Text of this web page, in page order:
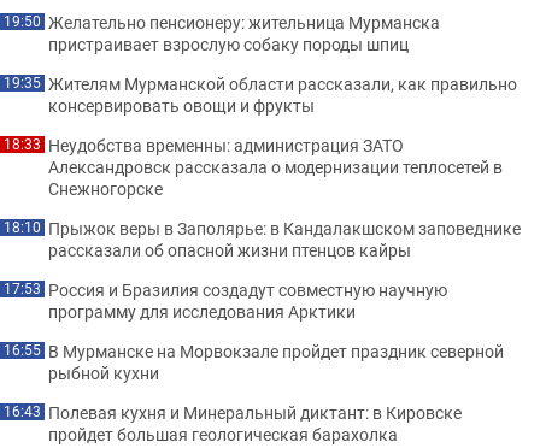
19:50 Желательно пенсионеру: жительница Мурманска
пристраивает взрослую собаку породы шпиц
19:35 Жителям Мурманской области рассказали, как правильно
консервировать овощи и фрукты
18:33 Неудобства временны: администрация ЗАТО
Александровск рассказала о модернизации теплосетей в
Снежногорске
18:10 Прыжок веры в Заполярье: в Кандалакшском заповеднике
рассказали об опасной жизни птенцов кайры
17:53 Россия и Бразилия создадут совместную научную
программу для исследования Арктики
16:55 В Мурманске на Морвокзале пройдет праздник северной
рыбной кухни
16:43 Полевая кухня и Минеральный диктант: в Кировске
пройдет большая геологическая барахолка